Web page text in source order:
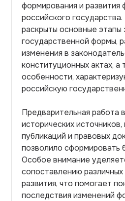
формирования и развития
российского
раскрыты основные этапы
государственной формы,
изменения в
конституционных актах, а
особенности,
российскую
Предварительная работа
исторических источников,
публикаций и правовых
позволило сформировать
Особое внимание
сопоставлению
развития, что помогает
последствия изменений